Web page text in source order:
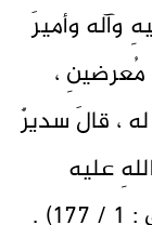
وآله وأميرَ
مُعرضينِ ،
، قالَ سديرٌ
عليه